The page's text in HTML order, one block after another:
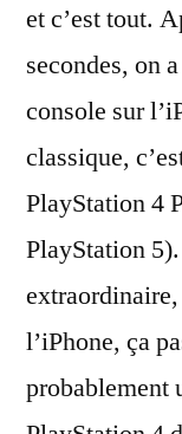
et c’est tout.
secondes, on
console sur
classique,
PlayStation 4
PlayStation
l’iPhone, ça
probablement